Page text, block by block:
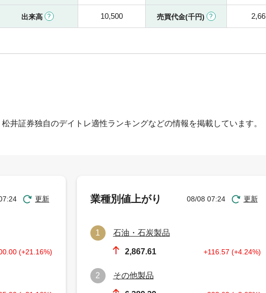
出来高 10,500 売買代金(千円)
井証券独自のデイトレ適性ランキングなどの情報を掲載しています。